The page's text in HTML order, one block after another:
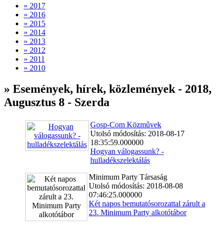
» 2017
» 2016
» 2015
» 2014
» 2013
» 2012
» 2011
» 2010
» Események, hírek, közlemények - 2018,
Augusztus 8 - Szerda
Gosp-Com Közmûvek
Utolsó módosítás: 2018-08-17
18:35:59.000000
Hogyan válogassunk? -
hulladékszelektálás
Minimum Party Társaság
Utolsó módosítás: 2018-08-08
07:46:25.000000
Két napos bemutatósorozattal zárult a
23. Minimum Party alkotótábor